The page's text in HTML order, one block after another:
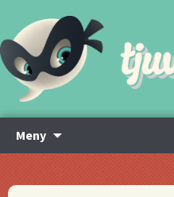
Meny
innehåll